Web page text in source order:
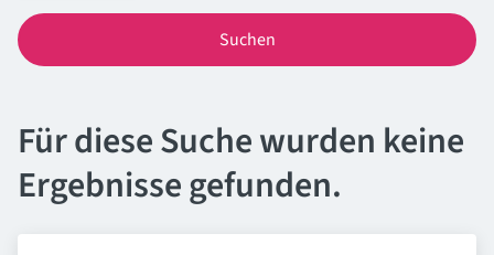
Suchen
Für diese Suche wurden keine
Ergebnisse gefunden.